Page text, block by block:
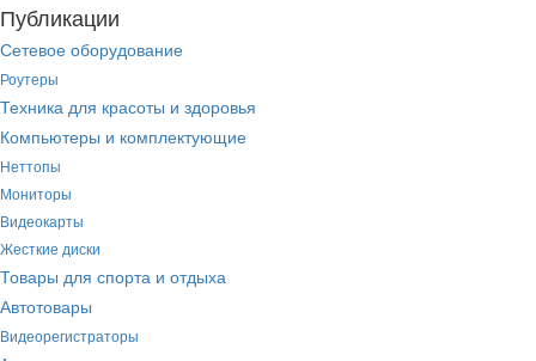
Публикации
Сетевое оборудование
Роутеры
Техника для красоты и здоровья
Компьютеры и комплектующие
Неттопы
Мониторы
Видеокарты
Жесткие диски
Товары для спорта и отдыха
Автотовары
Видеорегистраторы